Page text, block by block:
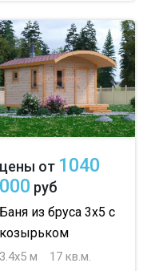
цены от 1040
000 руб
Баня из бруса 3х5 с
козырьком
3.4х5 м
17 кв.м.